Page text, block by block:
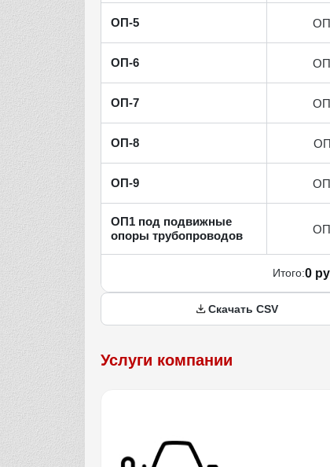
ОП-5
ОП-6
ОП-7
ОП-8
ОП-9
ОП1 под подвижные
опоры трубопроводов
Итого:0
Скачать CSV
Услуги компании